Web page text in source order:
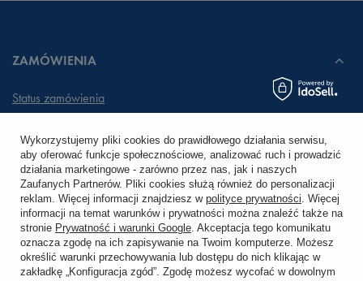
ZAMÓWIENIA
Status zamówienia
Chcę zareklamować produkt
Chcę zwrócić produkt
Chcę wymienić towar
Wykorzystujemy pliki cookies do prawidłowego działania serwisu,
aby oferować funkcje społecznościowe, analizować ruch i prowadzić
działania marketingowe - zarówno przez nas, jak i naszych
Zaufanych Partnerów. Pliki cookies służą również do personalizacji
reklam. Więcej informacji znajdziesz w polityce prywatności. Więcej
informacji na temat warunków i prywatności można znaleźć także na
stronie Prywatność i warunki Google. Akceptacja tego komunikatu
oznacza zgodę na ich zapisywanie na Twoim komputerze. Możesz
określić warunki przechowywania lub dostępu do nich klikając w
zakładkę „Konfiguracja zgód”. Zgodę możesz wycofać w dowolnym